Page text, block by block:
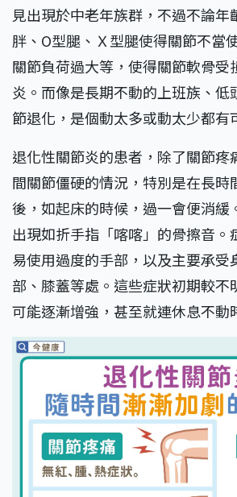
見出現於中老年族群，不過不論年
胖、O型腿、Ｘ型腿使得關節不當
關節負荷過大等，使得關節軟骨受
炎。而像是長期不動的上班族、低
節退化，是個動太多或動太少都有
退化性關節炎的患者，除了關節疼
間關節僵硬的情況，特別是在長時
後，如起床的時候，過一會便消緩
出現如折手指「喀喀」的骨擦音。
易使用過度的手部，以及主要承受
部、膝蓋等處。這些症狀初期較不
可能逐漸增強，甚至就連休息不動